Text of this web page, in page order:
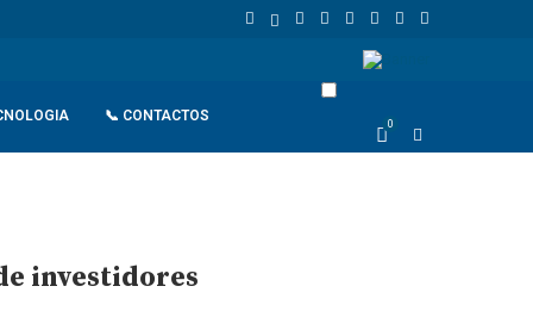
União Europeia atinge 18,8 biliões de euros em 2025 e Alemanha
📞 CONTACTOS 0
investidores